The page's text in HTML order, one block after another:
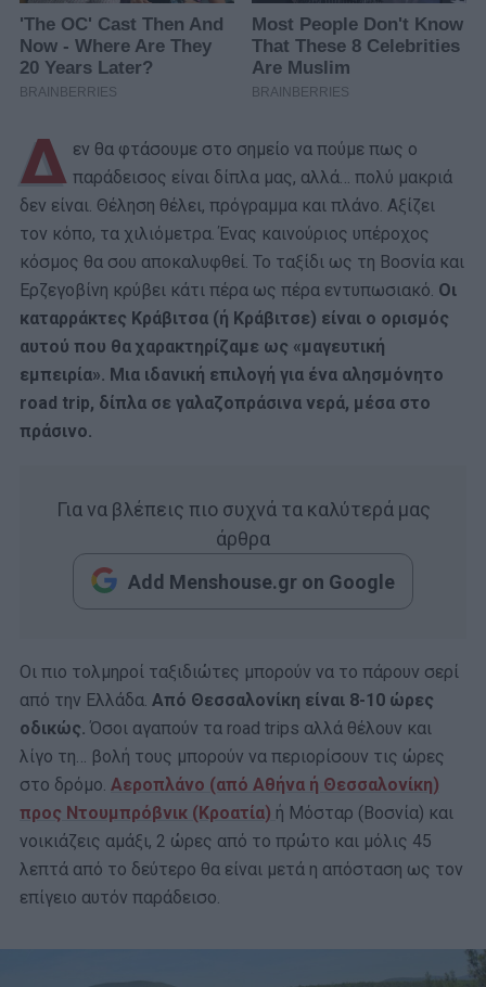
Δ εν θα φτάσουμε στο σημείο να πούμε πως ο
παράδεισος είναι δίπλα μας, αλλά… πολύ μακριά
δεν είναι. Θέληση θέλει, πρόγραμμα και πλάνο. Αξίζει
τον κόπο, τα χιλιόμετρα. Ένας καινούριος υπέροχος
κόσμος θα σου αποκαλυφθεί. Το ταξίδι ως τη Βοσνία και
Ερζεγοβίνη κρύβει κάτι πέρα ως πέρα εντυπωσιακό. Οι
καταρράκτες Κράβιτσα (ή Κράβιτσε) είναι ο ορισμός
αυτού που θα χαρακτηρίζαμε ως «μαγευτική
εμπειρία». Μια ιδανική επιλογή για ένα αλησμόνητο
road trip, δίπλα σε γαλαζοπράσινα νερά, μέσα στο
πράσινο.
Για να βλέπεις πιο συχνά τα καλύτερά μας
άρθρα
Add Menshouse.gr on Google
Οι πιο τολμηροί ταξιδιώτες μπορούν να το πάρουν σερί
από την Ελλάδα. Από Θεσσαλονίκη είναι 8-10 ώρες
οδικώς. Όσοι αγαπούν τα road trips αλλά θέλουν και
λίγο τη… βολή τους μπορούν να περιορίσουν τις ώρες
στο δρόμο. Αεροπλάνο (από Αθήνα ή Θεσσαλονίκη)
προς Ντουμπρόβνικ (Κροατία) ή Μόσταρ (Βοσνία) και
νοικιάζεις αμάξι, 2 ώρες από το πρώτο και μόλις 45
λεπτά από το δεύτερο θα είναι μετά η απόσταση ως τον
επίγειο αυτόν παράδεισο.